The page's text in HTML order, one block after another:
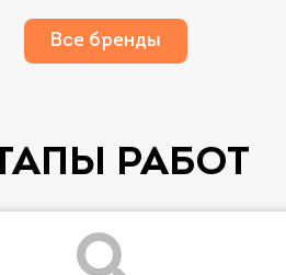
Все бренды
РАБОТ